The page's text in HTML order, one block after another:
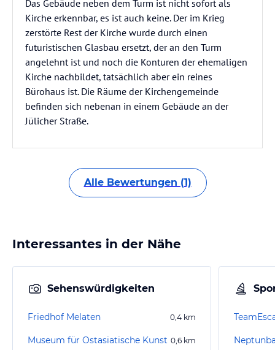
Das Gebäude neben dem Turm ist nicht sofort als
Kirche erkennbar, es ist auch keine. Der im Krieg
zerstörte Rest der Kirche wurde durch einen
futuristischen Glasbau ersetzt, der an den Turm
angelehnt ist und noch die Konturen der ehemaligen
Kirche nachbildet, tatsächlich aber ein reines
Bürohaus ist. Die Räume der Kirchengemeinde
befinden sich nebenan in einem Gebäude an der
Jülicher Straße.
Alle Bewertungen (1)
Interessantes in der Nähe
Sehenswürdigkeiten
Friedhof Melaten 0,4 km
Museum für Ostasiatische Kunst 0,6 km